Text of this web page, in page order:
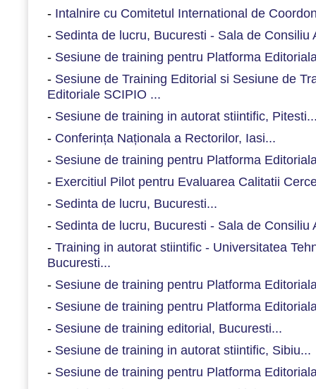
- Intalnire cu Comitetul International de
- Sedinta de lucru, Bucuresti - Sala de Consiliu
- Sesiune de training pentru Platforma
- Sesiune de Training Editorial si Sesiune de
Editoriale SCIPIO ...
- Sesiune de training in autorat stiintific,
- Conferința Naționala a Rectorilor, Iasi...
- Sesiune de training pentru Platforma
- Exercitiul Pilot pentru Evaluarea Calitatii
- Sedinta de lucru, Bucuresti...
- Sedinta de lucru, Bucuresti - Sala de Consiliu
- Training in autorat stiintific - Universitatea
Bucuresti...
- Sesiune de training pentru Platforma
- Sesiune de training pentru Platforma
- Sesiune de training editorial, Bucuresti...
- Sesiune de training in autorat stiintific, Sibiu...
- Sesiune de training pentru Platforma